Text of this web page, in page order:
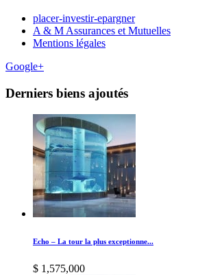
placer-investir-epargner
A & M Assurances et Mutuelles
Mentions légales
Google+
Derniers biens ajoutés
Echo – La tour la plus exceptionne...
$ 1,575,000